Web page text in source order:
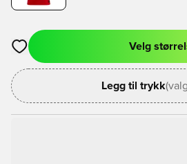
Åpner en Modal for å logge inn
Velg
Legg til trykk